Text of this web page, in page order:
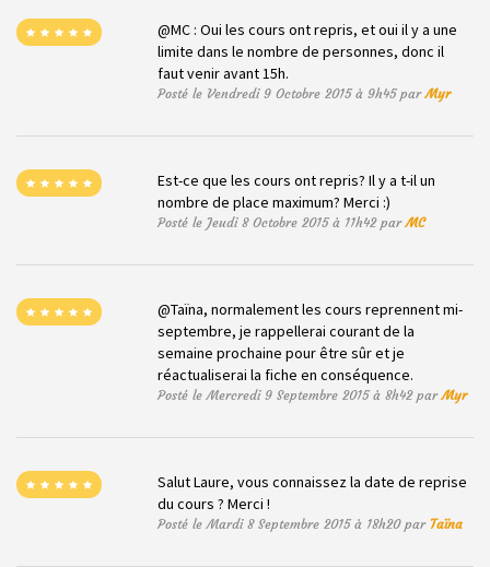
@MC : Oui les cours ont repris, et oui il y a une
limite dans le nombre de personnes, donc il
faut venir avant 15h.
Posté le Vendredi 9 Octobre 2015 à 9h45 parMyr
Est-ce que les cours ont repris? Il y a t-il un
nombre de place maximum? Merci :)
Posté le Jeudi 8 Octobre 2015 à 11h42 parMC
@Taïna, normalement les cours reprennent mi-
septembre, je rappellerai courant de la
semaine prochaine pour être sûr et je
réactualiserai la fiche en conséquence.
Posté le Mercredi 9 Septembre 2015 à 8h42 parMyr
Salut Laure, vous connaissez la date de reprise
du cours ? Merci !
Posté le Mardi 8 Septembre 2015 à 18h20 par Taïna